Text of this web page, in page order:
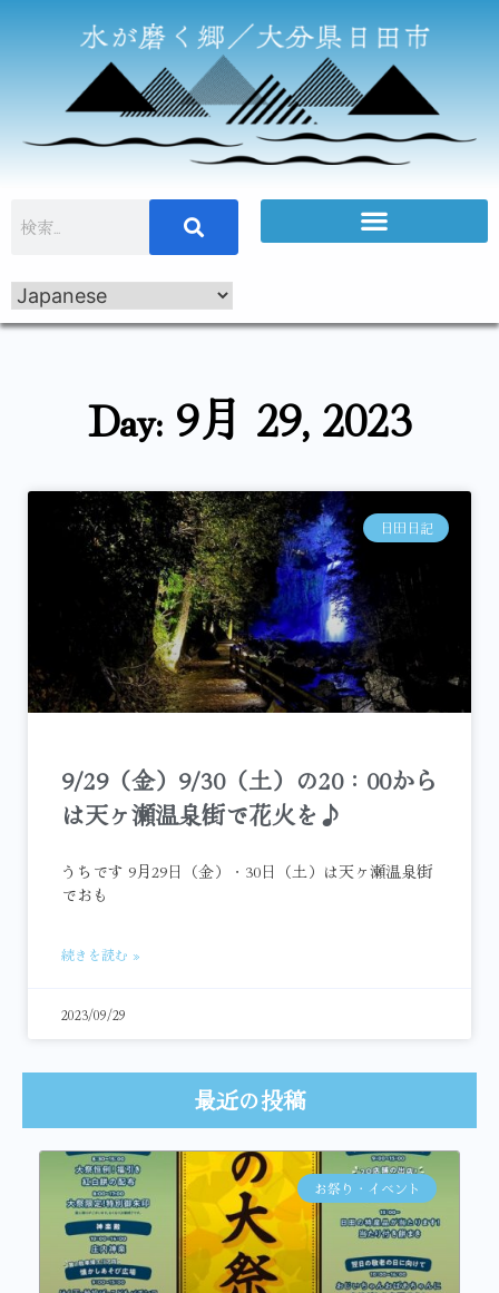
Day: 9月 29, 2023
日田日記
9/29（金）9/30（土）の20：00から
は天ヶ瀬温泉街で花火を♪
うちです 9月29日（金）・30日（土）は天ヶ瀬温泉街
でおも
続きを読む »
2023/09/29
最近の投稿
お祭り・イベント